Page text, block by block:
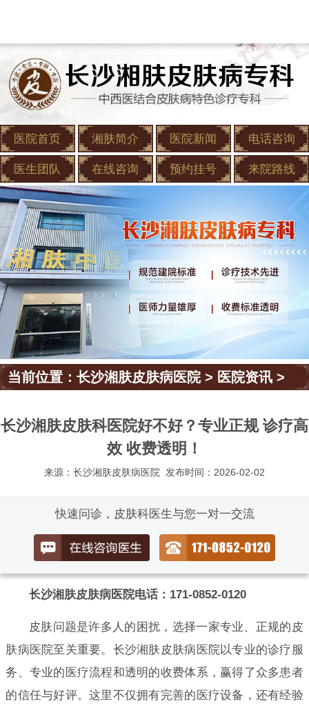
医院首页 湘肤简介 医院新闻 电话咨询
医生团队 在线咨询 预约挂号 来院路线
当前位置：长沙湘肤皮肤病医院> 医院资讯 >
长沙湘肤皮肤科医院好不好？专业正规 诊疗高
效 收费透明！
来源：长沙湘肤皮肤病医院 发布时间：2026-02-02
快速问诊，皮肤科医生与您一对一交流
长沙湘肤皮肤病医院电话：171-0852-0120
皮肤问题是许多人的困扰，选择一家专业、正规的皮
肤病医院至关重要。长沙湘肤皮肤病医院以专业的诊疗服
务、专业的医疗流程和透明的收费体系，赢得了众多患者
的信任与好评。这里不仅拥有完善的医疗设备，还有经验